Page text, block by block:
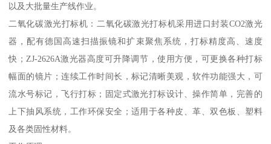
以及大批量生产线作业。
二氧化碳激光打标机：二氧化碳激光打标机采用进口封装CO2激光
器，配有德国高速扫描振镜和扩束聚焦系统，打标精度高、速度
快；ZJ-2626A激光器高度可升降调节，使用方便，可更换各种打标
幅面的镜片；连续工作时间长，标记清晰美观，软件功能强大，可
流水号标记，飞行打标；固定式激光打标设计、操作简单，完善的
上下抽风系统，工作环保安全；适用于各种皮、革、双色板、塑料
及各类固性材料。